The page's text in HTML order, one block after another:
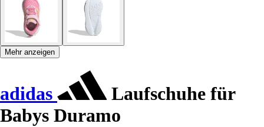
Mehr anzeigen
adidas
Laufschuhe für
Babys Duramo